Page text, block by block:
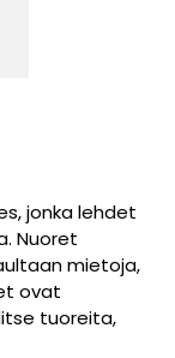
jonka lehdet
Nuoret
mietoja,
ovat
tuoreita,